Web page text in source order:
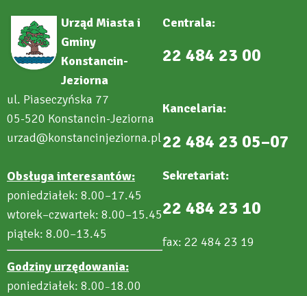
Urząd Miasta i
Gminy
Konstancin-
Jeziorna
ul. Piaseczyńska 77
05-520 Konstancin-Jeziorna
urzad@konstancinjeziorna.pl
Obsługa interesantów:
poniedziałek: 8.00–17.45
wtorek–czwartek: 8.00–15.45
piątek: 8.00–13.45
Godziny urzędowania:
poniedziałek: 8.00–18.00
Centrala:
22 484 23 00
Kancelaria:
22 484 23 05–07
Sekretariat:
22 484 23 10
fax: 22 484 23 19